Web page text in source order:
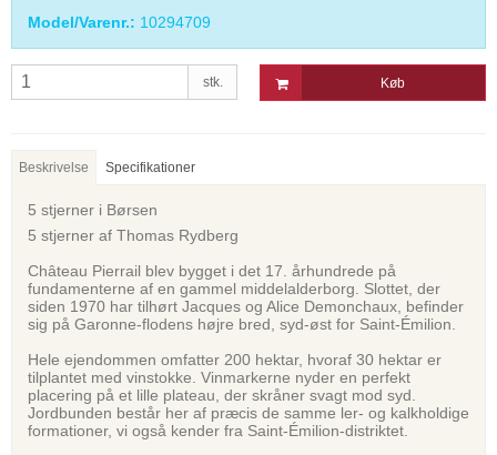
Model/Varenr.: 10294709
stk. Køb
Beskrivelse Specifikationer
5 stjerner i Børsen
5 stjerner af Thomas Rydberg
Château Pierrail blev bygget i det 17. århundrede på
fundamenterne af en gammel middelalderborg. Slottet, der
siden 1970 har tilhørt Jacques og Alice Demonchaux, befinder
sig på Garonne-flodens højre bred, syd-øst for Saint-Émilion.
Hele ejendommen omfatter 200 hektar, hvoraf 30 hektar er
tilplantet med vinstokke. Vinmarkerne nyder en perfekt
placering på et lille plateau, der skråner svagt mod syd.
Jordbunden består her af præcis de samme ler- og kalkholdige
formationer, vi også kender fra Saint-Émilion-distriktet.